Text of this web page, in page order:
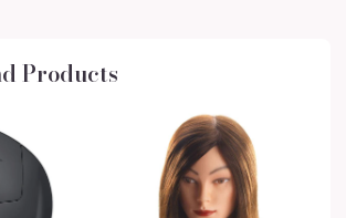
Products